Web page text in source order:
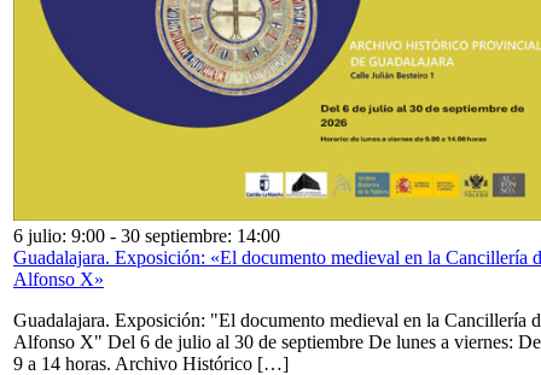
6 julio: 9:00 - 30 septiembre: 14:00
Guadalajara. Exposición: «El documento medieval en la Cancillería
Alfonso X»
Guadalajara. Exposición: "El documento medieval en la Cancillería
Alfonso X" Del 6 de julio al 30 de septiembre De lunes a viernes: De
9 a 14 horas. Archivo Histórico […]